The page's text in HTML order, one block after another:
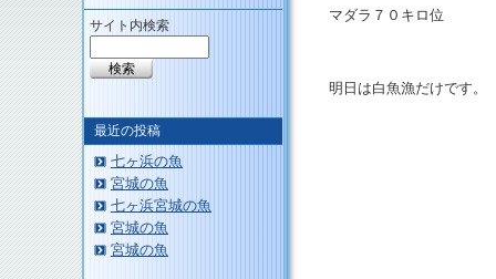
マダラ７０キロ位
明日は白魚漁だけです。
サイト内検索
最近の投稿
七ヶ浜の魚
宮城の魚
七ヶ浜宮城の魚
宮城の魚
宮城の魚